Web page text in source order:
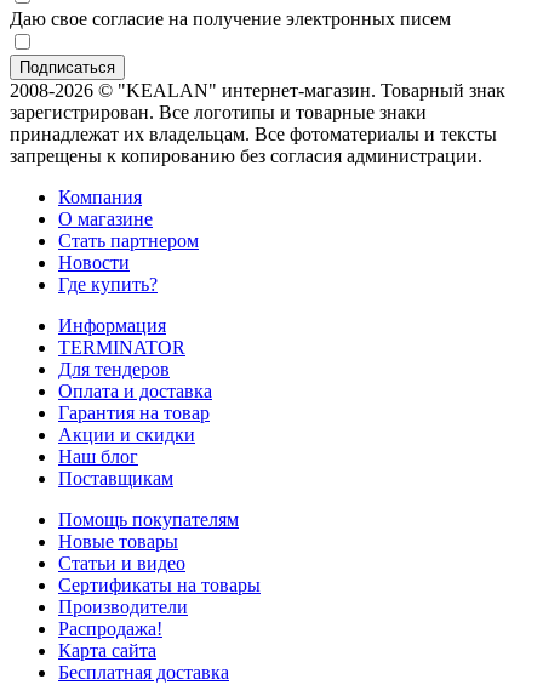
Даю свое согласие на получение электронных писем
2008-2026 © "KEALAN" интернет-магазин. Товарный знак
зарегистрирован. Все логотипы и товарные знаки
принадлежат их владельцам. Все фотоматериалы и тексты
запрещены к копированию без согласия администрации.
Компания
О магазине
Стать партнером
Новости
Где купить?
Информация
TERMINATOR
Для тендеров
Оплата и доставка
Гарантия на товар
Акции и скидки
Наш блог
Поставщикам
Помощь покупателям
Новые товары
Статьи и видео
Сертификаты на товары
Производители
Распродажа!
Карта сайта
Бесплатная доставка